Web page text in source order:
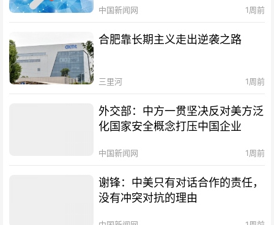
中国新闻网 1周前
合肥靠长期主义走出逆袭之路
三里河 1周前
外交部：中方一贯坚决反对美方泛
化国家安全概念打压中国企业
中国新闻网 1周前
谢锋：中美只有对话合作的责任，
没有冲突对抗的理由